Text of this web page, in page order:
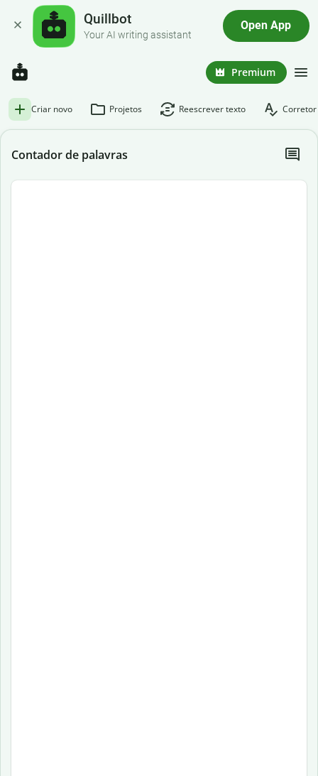
Quillbot
Your AI writing assistant
Open App
Premium
Criar novo Projetos Reescrever texto
Contador de palavras